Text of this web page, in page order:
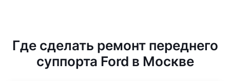
Где сделать ремонт переднего
суппорта Ford в Москве